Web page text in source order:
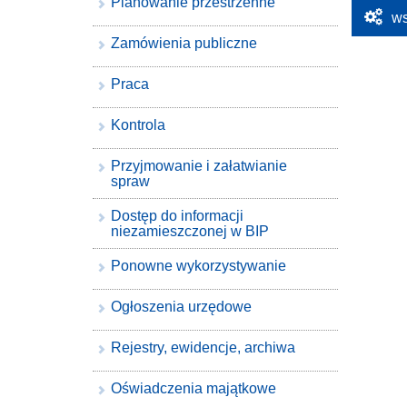
Zamówienia publiczne
Praca
Kontrola
Przyjmowanie i załatwianie
spraw
Dostęp do informacji
niezamieszczonej w BIP
Ponowne wykorzystywanie
Ogłoszenia urzędowe
Rejestry, ewidencje, archiwa
Oświadczenia majątkowe